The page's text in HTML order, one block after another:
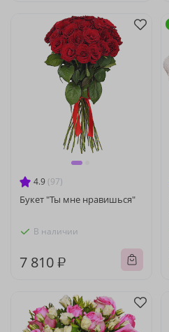
4.9 (97)
Букет "Ты мне нравишься"
В наличии
7 810 ₽